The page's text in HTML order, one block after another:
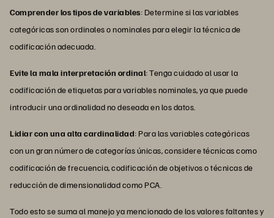
Comprender los tipos de variables: Determine si las variables
categóricas son ordinales o nominales para elegir la técnica de
codificación adecuada.
Evite la mala interpretación ordinal: Tenga cuidado al usar la
codificación de etiquetas para variables nominales, ya que puede
introducir una ordinalidad no deseada en los datos.
Lidiar con una alta cardinalidad: Para las variables categóricas
con un gran número de categorías únicas, considere técnicas como
codificación de frecuencia, codificación de objetivos o técnicas de
reducción de dimensionalidad como PCA.
Todo esto se suma al manejo ya mencionado de los valores faltantes y